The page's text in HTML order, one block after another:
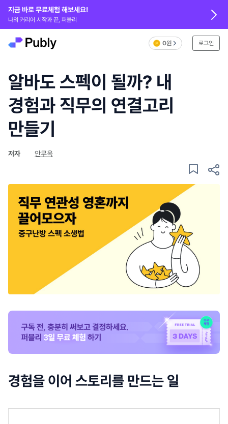
지금 바로 무료체험 해보세요!
나의 커리어 시작과 끝, 퍼블리
0원 로그인
알바도 스펙이 될까? 내
경험과 직무의 연결고리
만들기
저자 안무옥
경험을 이어 스토리를 만드는 일